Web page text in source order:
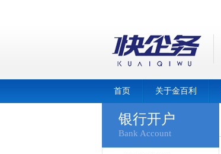
首页 关于金百利
银行开户
Bank Account